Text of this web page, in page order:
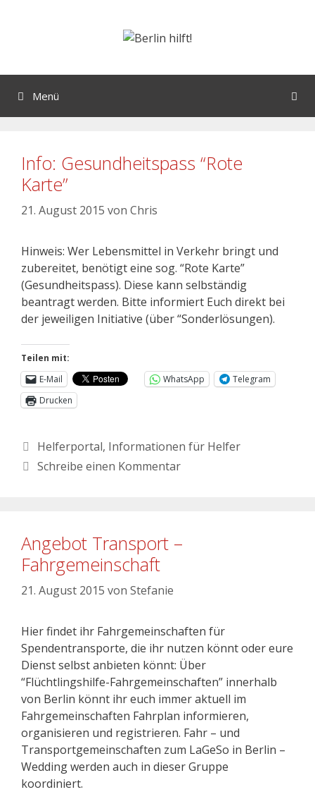
Menü
Info: Gesundheitspass “Rote
Karte”
21. August 2015 von Chris
Hinweis: Wer Lebensmittel in Verkehr bringt und
zubereitet, benötigt eine sog. “Rote Karte”
(Gesundheitspass). Diese kann selbständig
beantragt werden. Bitte informiert Euch direkt bei
der jeweiligen Initiative (über “Sonderlösungen).
Teilen mit:
E-Mail
WhatsApp
Telegram
Drucken
Helferportal, Informationen für Helfer
Schreibe einen Kommentar
Angebot Transport –
Fahrgemeinschaft
21. August 2015 von Stefanie
Hier findet ihr Fahrgemeinschaften für
Spendentransporte, die ihr nutzen könnt oder eure
Dienst selbst anbieten könnt: Über
“Flüchtlingshilfe-Fahrgemeinschaften” innerhalb
von Berlin könnt ihr euch immer aktuell im
Fahrgemeinschaften Fahrplan informieren,
organisieren und registrieren. Fahr – und
Transportgemeinschaften zum LaGeSo in Berlin –
Wedding werden auch in dieser Gruppe
koordiniert.